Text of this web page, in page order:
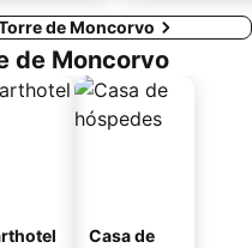
de Moncorvo
de Moncorvo
Casa de